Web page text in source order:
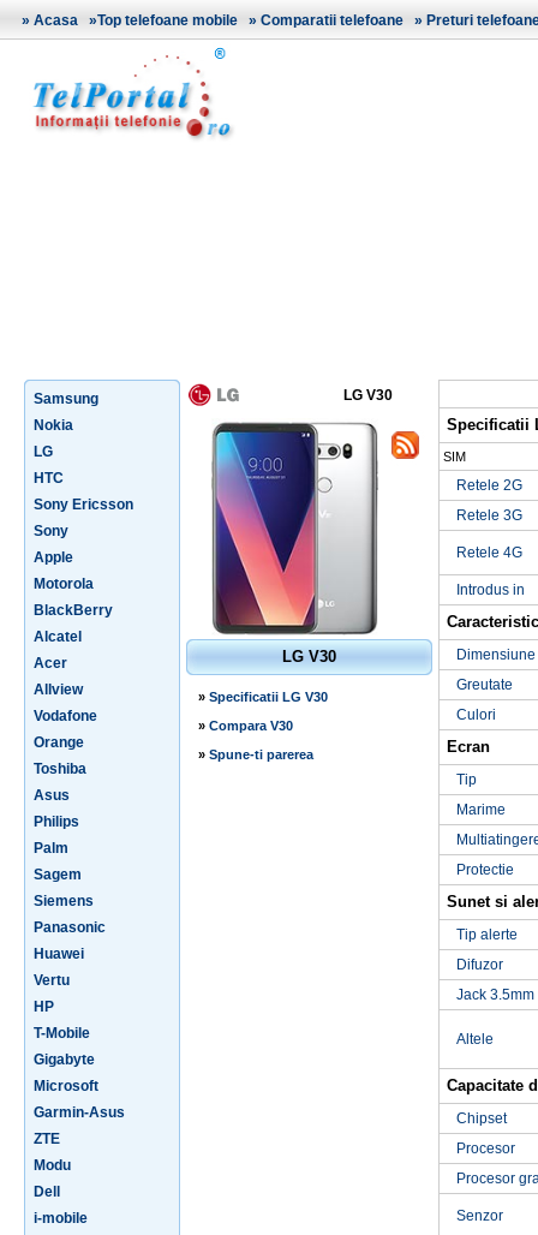
» Acasa »Top telefoane mobile » Comparatii telefoane » Preturi
Samsung
Nokia
LG
HTC
Sony Ericsson
Sony
Apple
Motorola
BlackBerry
Alcatel
Acer
Allview
Vodafone
Orange
Toshiba
Asus
Philips
Palm
Sagem
Siemens
Panasonic
Huawei
Vertu
HP
T-Mobile
Gigabyte
Microsoft
Garmin-Asus
ZTE
Modu
Dell
i-mobile
LG V30
LG V30
» Specificatii LG V30
» Compara V30
» Spune-ti parerea
Specificatii
SIM
Retele 2G
Retele 3G
Retele 4G
Introdus in
Dimensiune
Greutate
Culori
Ecran
Tip
Marime
Protectie
Sunet si
Tip alerte
Difuzor
Jack 3.5mm
Altele
Capacitate
Chipset
Procesor
Procesor
Senzor